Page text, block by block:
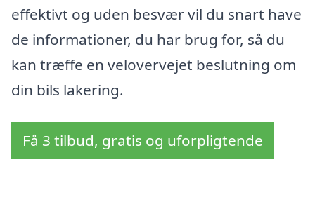
effektivt og uden besvær vil du snart have
de informationer, du har brug for, så du
kan træffe en velovervejet beslutning om
din bils lakering.
Få 3 tilbud, gratis og uforpligtende